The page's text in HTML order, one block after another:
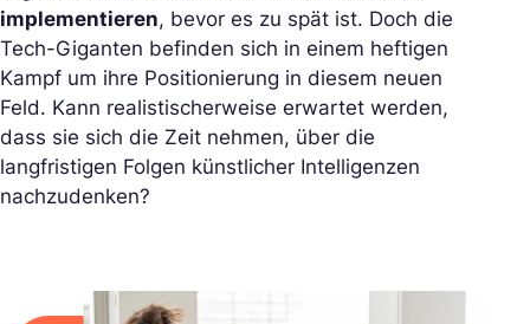
implementieren, bevor es zu spät ist. Doch die
Tech-Giganten befinden sich in einem heftigen
Kampf um ihre Positionierung in diesem neuen
Feld. Kann realistischerweise erwartet werden,
dass sie sich die Zeit nehmen, über die
langfristigen Folgen künstlicher Intelligenzen
nachzudenken?